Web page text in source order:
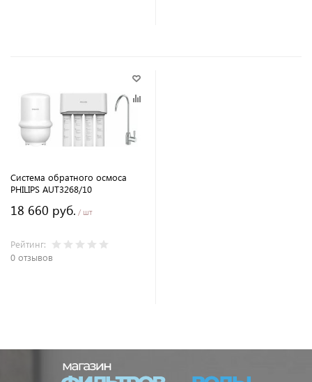
Система обратного осмоса
PHILIPS AUT3268/10
18 660 руб. / шт
Рейтинг:
0 отзывов